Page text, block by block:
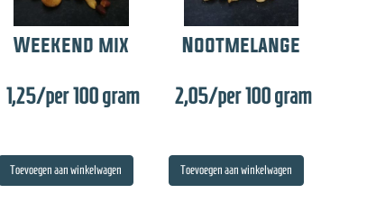
Weekend mix
1,25/per 100 gram
Toevoegen aan winkelwagen
Nootmelange
2,05/per 100 gram
Toevoegen aan winkelwagen